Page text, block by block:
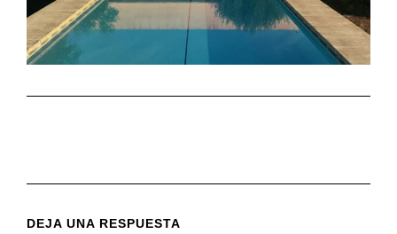
DEJA UNA RESPUESTA